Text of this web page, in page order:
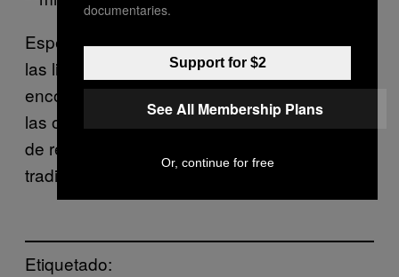
Esperemos que una renovación del correo y
las librerías no tarde en llegar. Si
encontramos la forma de servir cerveza en
las oficinas postales, quizá podamos atraer
de regreso a las personas a usar el correo
tradicional.
Etiquetado:
documentaries.
Support for $2
See All Membership Plans
Or, continue for free